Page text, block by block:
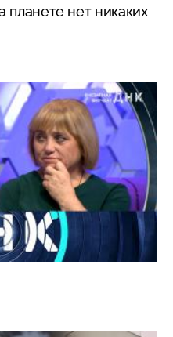
планете нет никаких